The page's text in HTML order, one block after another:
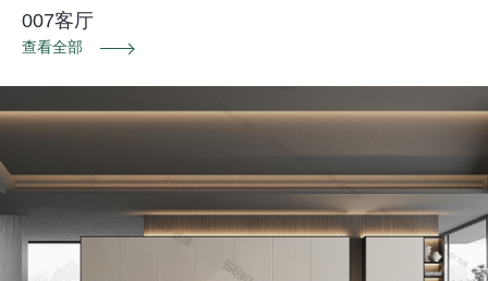
007客厅
查看全部